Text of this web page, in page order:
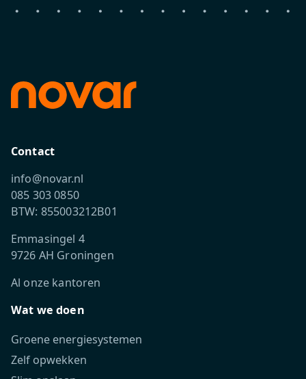
Contact
info@novar.nl
085 303 0850
BTW: 855003212B01
Emmasingel 4
9726 AH Groningen
Al onze kantoren
Wat we doen
Groene energiesystemen
Zelf opwekken